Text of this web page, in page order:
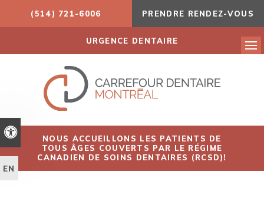
Version accessible
EN
(514) 721-6006 PRENDRE RENDEZ-VOUS
URGENCE DENTAIRE
NOUS ACCUEILLONS LES PATIENTS DE
TOUS ÂGES COUVERTS PAR LE RÉGIME
CANADIEN DE SOINS DENTAIRES (RCSD)!